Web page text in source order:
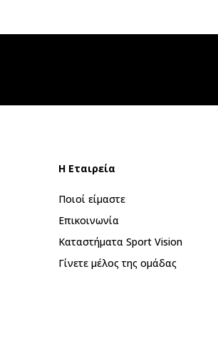
Η Εταιρεία
Ποιοί είμαστε
Επικοινωνία
Καταστήματα Sport Vision
Γίνετε μέλος της ομάδας